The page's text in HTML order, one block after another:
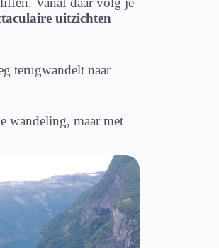
uitzichten
terugwandelt naar
wandeling, maar met